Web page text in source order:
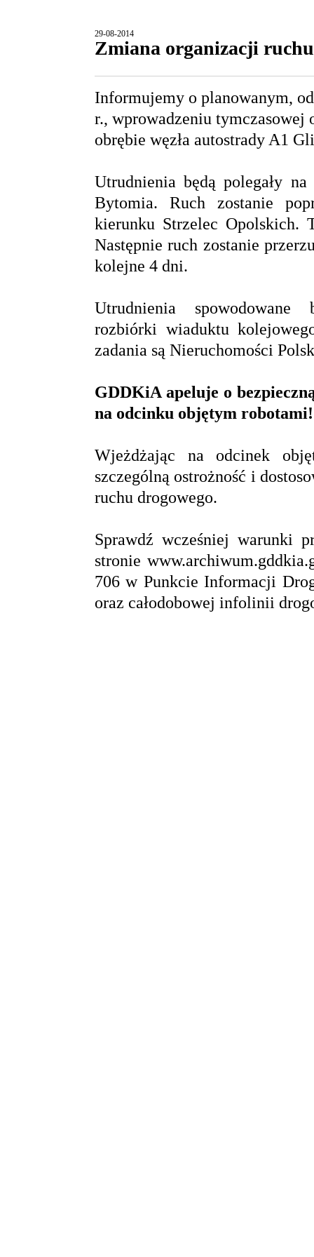
29-08-2014
Zmiana organizacji
Informujemy o planowanym,
r., wprowadzeniu
obrębie węzła autostrady A1
Utrudnienia będą polegały
Bytomia. Ruch zostanie
kierunku Strzelec Opolskich.
Następnie ruch zostanie
kolejne 4 dni.
Utrudnienia spowodowane
rozbiórki wiaduktu
zadania są Nieruchomości
GDDKiA apeluje o
na odcinku objętym robotami!
Wjeżdżając na odcinek
szczególną ostrożność i
ruchu drogowego.
Sprawdź wcześniej warunki
stronie
706 w Punkcie Informacji
oraz całodobowej infolinii